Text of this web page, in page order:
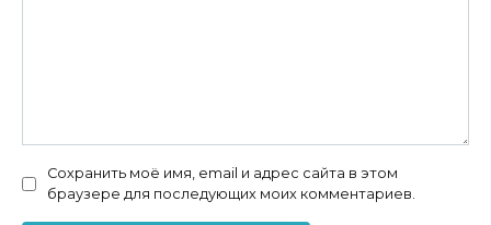
Сохранить моё имя, email и адрес сайта в этом
браузере для последующих моих комментариев.